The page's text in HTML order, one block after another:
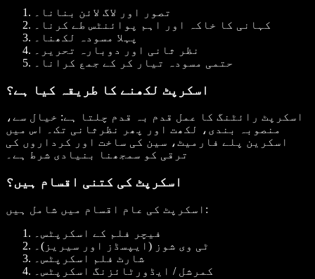
تصور اور لاگ لائن بنانا۔
کہانی کا خاکہ اور اہم پوائنٹس طے کرنا۔
پہلا مسودہ لکھنا۔
نظر ثانی اور دوبارہ تحریر۔
حتمی مسودہ تیار کر کے جمع کرانا۔
اسکرپٹ لکھنے کا طریقہ کیا ہے؟
اسکرپٹ رائٹنگ کا عمل قدم بہ قدم چلتا ہے: خیال سے،
منصوبہ بندی، لکھت اور پھر نظرثانی تک۔ اس میں
اسکرین پلے فارمیٹ، سین کی ساخت اور کرداروں کی
ترقی کو سمجھنا بنیادی شرط ہے۔
اسکرپٹ کی کتنی اقسام ہیں؟
اسکرپٹ کی عام اقسام میں شامل ہیں:
فیچر فلم کے اسکرپٹس۔
ٹی وی شوز (ایپسڈز اور سیریز)۔
شارٹ فلم اسکرپٹس۔
کمرشل / ایڈورٹائزنگ اسکرپٹس۔